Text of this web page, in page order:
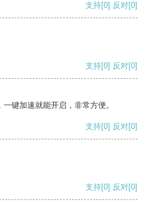
支持[0] 反对[0]
支持[0] 反对[0]
键加速就能开启，非常方便。
支持[0] 反对[0]
支持[0] 反对[0]